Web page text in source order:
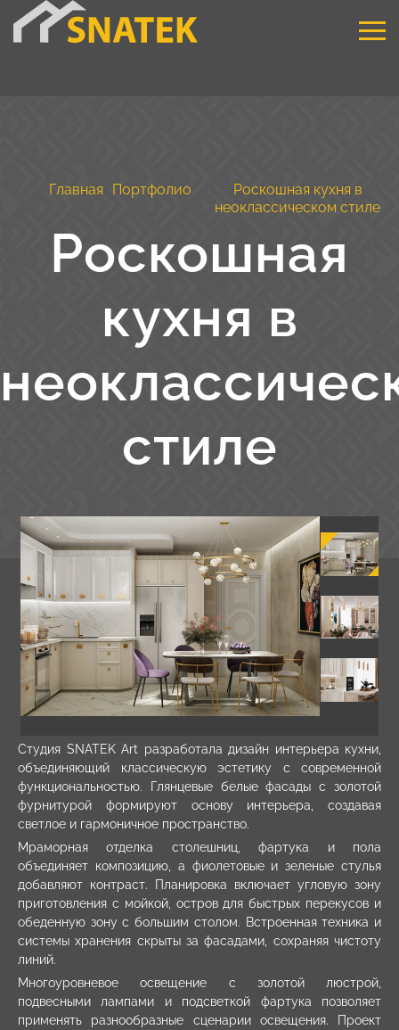
Главная Портфолио
Роскошная кухня в
неоклассическом стиле
Роскошная
кухня в
стиле
Студия SNATEK Art разработала дизайн интерьера кухни
объединяющий классическую эстетику с современной
функциональностью. Глянцевые белые фасады с золотой
фурнитурой формируют основу интерьера, создавая
светлое и гармоничное пространство.
Мраморная отделка столешниц, фартука и пола
объединяет композицию, а фиолетовые и зеленые стулья
добавляют контраст. Планировка включает угловую зону
приготовления с мойкой, остров для быстрых перекусов и
обеденную зону с большим столом. Встроенная техника и
системы хранения скрыты за фасадами, сохраняя чистоту
линий.
Многоуровневое освещение с золотой люстрой,
подвесными лампами и подсветкой фартука позволяет
применять разнообразные сценарии освещения. Проект